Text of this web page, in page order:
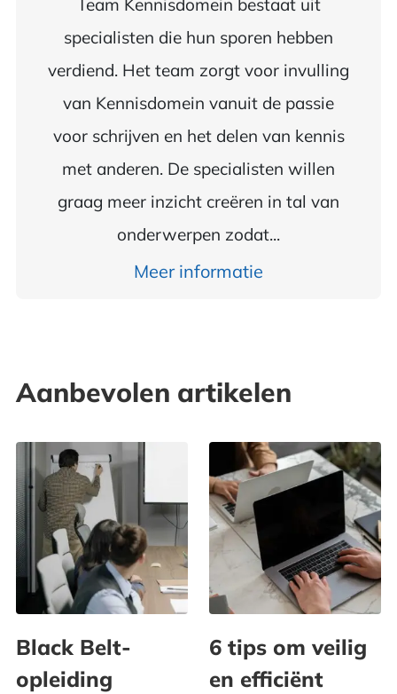
Team Kennisdomein bestaat uit
specialisten die hun sporen hebben
verdiend. Het team zorgt voor invulling
van Kennisdomein vanuit de passie
voor schrijven en het delen van kennis
met anderen. De specialisten willen
graag meer inzicht creëren in tal van
onderwerpen zodat...
Meer informatie
Aanbevolen artikelen
Black Belt-
opleiding
6 tips om veilig
en efficiënt